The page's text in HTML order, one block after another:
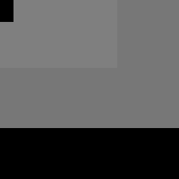
VAŠ DENSI-SOLUTIONS